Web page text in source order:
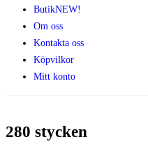
ButikNEW!
Om oss
Kontakta oss
Köpvilkor
Mitt konto
280 stycken